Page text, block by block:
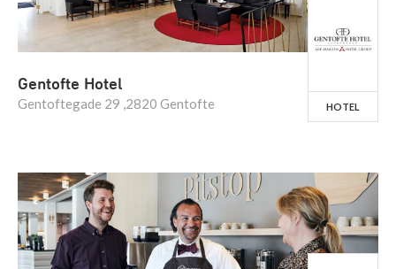
Gentofte Hotel
Gentoftegade 29 ,2820 Gentofte HOTEL